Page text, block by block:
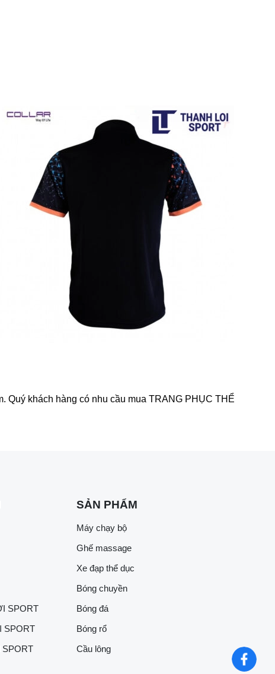
Quý khách hàng có nhu cầu mua TRANG PHỤC THỂ
SPORT
SPORT
SPORT
SẢN PHẨM
Máy chạy bộ
Ghế massage
Xe đạp thể dục
Bóng chuyền
Bóng đá
Bóng rổ
Cầu lông